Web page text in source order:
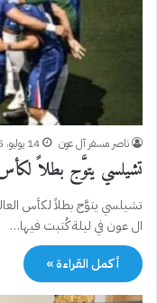
ناصر مسفر آل عون 14 يوليو، 2025
تشيلسي يتوَّج بطلاً لكأس
تشيلسي يتوَّج بطلاً لكأس
ال عون في ليلة كُتبت فيها…
أكمل القراءة »